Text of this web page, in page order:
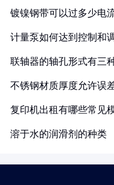
镀镍钢带可以过多少电
计量泵如何达到控制和
联轴器的轴孔形式有三
不锈钢材质厚度允许误
复印机出租有哪些常见
溶于水的润滑剂的种类